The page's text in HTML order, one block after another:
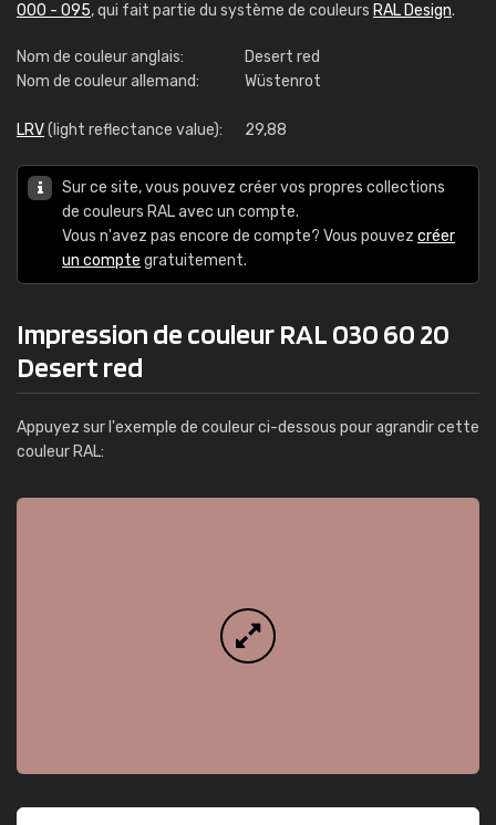
000 - 095, qui fait partie du système de couleurs RAL Design.
Nom de couleur anglais:
Desert red
Nom de couleur allemand:
Wüstenrot
LRV(light reflectance value): 29,88
Sur ce site, vous pouvez créer vos propres collections
de couleurs RAL avec un compte.
Vous n'avez pas encore de compte? Vous pouvez créer
un compte gratuitement.
Impression de couleur RAL 030 60 20
Desert red
Appuyez sur l'exemple de couleur ci-dessous pour agrandir cette
couleur RAL: